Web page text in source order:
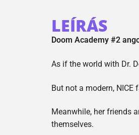
LEÍRÁS
Doom Academy #2
As if the world with Dr.
But not a modern, NICE
Meanwhile, her friends
themselves.